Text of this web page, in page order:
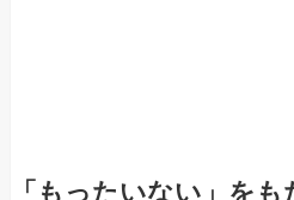
「もったいない」を